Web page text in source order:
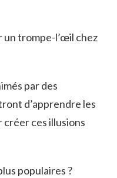
un trompe-l’œil chez
par des
d’apprendre les
ces illusions
populaires ?